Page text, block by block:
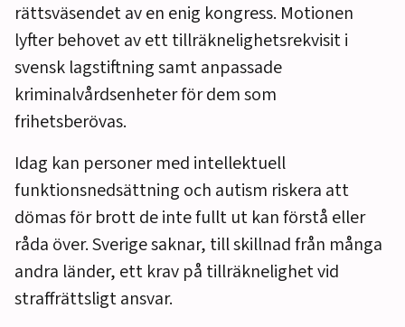
rättsväsendet av en enig kongress. Motionen
lyfter behovet av ett tillräknelighetsrekvisit i
svensk lagstiftning samt anpassade
kriminalvårdsenheter för dem som
frihetsberövas.
Idag kan personer med intellektuell
funktionsnedsättning och autism riskera att
dömas för brott de inte fullt ut kan förstå eller
råda över. Sverige saknar, till skillnad från många
andra länder, ett krav på tillräknelighet vid
straffrättsligt ansvar.